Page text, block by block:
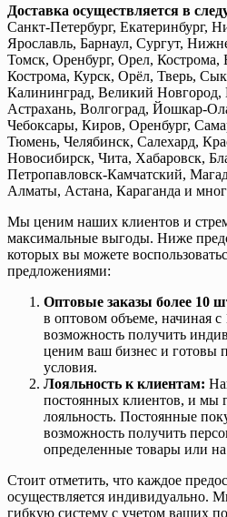
Доставка осуществляется в
Санкт-Петербург, Екатеринбург,
Ярославль, Барнаул, Сургут,
Томск, Оренбург, Орел, Кострома,
Кострома, Курск, Орёл, Тверь,
Калининград, Великий Новгород,
Астрахань, Волгоград, Йошкар-
Чебоксары, Киров, Оренбург,
Тюмень, Челябинск, Салехард,
Новосибирск, Чита, Хабаровск,
Петропавловск-Камчатский,
Алматы, Астана, Караганда и
Мы ценим наших клиентов и
максимальные выгоды. Ниже
которых вы можете
предложениями:
Оптовые заказы более 10
в оптовом объеме, начиная
возможность получить
ценим ваш бизнес и готовы
условия.
Лояльность к клиентам:
постоянных клиентов, и мы
лояльность. Постоянные
возможность получить
определенные товары или на
Стоит отметить, что каждое
осуществляется индивидуально.
гибкую систему с учетом ваших